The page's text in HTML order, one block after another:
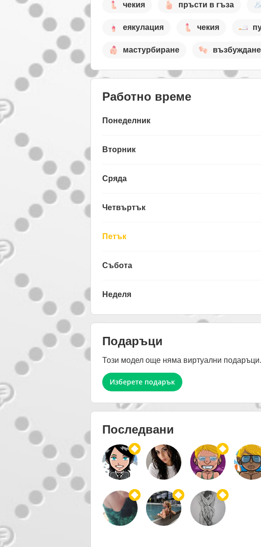
чекия пръсти в гъза
еякулация чекия
мастурбиране възбуждане
Работно време
Понеделник
Вторник
Сряда
Четвъртък
Петък
Събота
Неделя
Подаръци
Този модел още няма виртуални
Изберете подарък
Последвани